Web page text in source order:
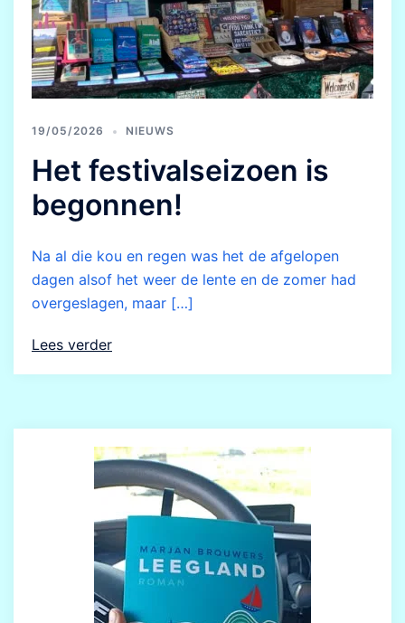
19/05/2026 NIEUWS
Het festivalseizoen is
begonnen!
Na al die kou en regen was het de afgelopen
dagen alsof het weer de lente en de zomer had
overgeslagen, maar […]
Lees verder